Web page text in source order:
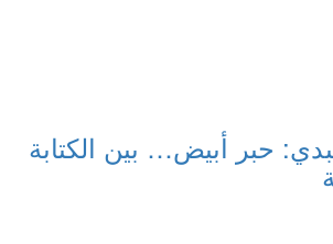
حبر أبيض… بين الكتابة